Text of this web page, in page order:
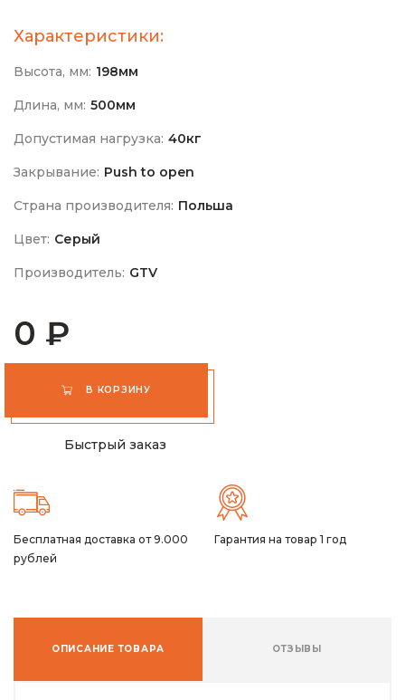
Характеристики:
Высота, мм: 198мм
Длина, мм: 500мм
Допустимая нагрузка: 40кг
Закрывание: Push to open
Страна производителя: Польша
Цвет: Серый
Производитель: GTV
0 ₽
В КОРЗИНУ
Быстрый заказ
Бесплатная доставка от 9.000
рублей
Гарантия на товар 1 год
ОПИСАНИЕ ТОВАРА ОТЗЫВЫ